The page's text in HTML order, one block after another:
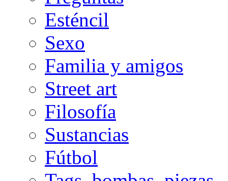
Esténcil
Sexo
Familia y amigos
Street art
Filosofía
Sustancias
Fútbol